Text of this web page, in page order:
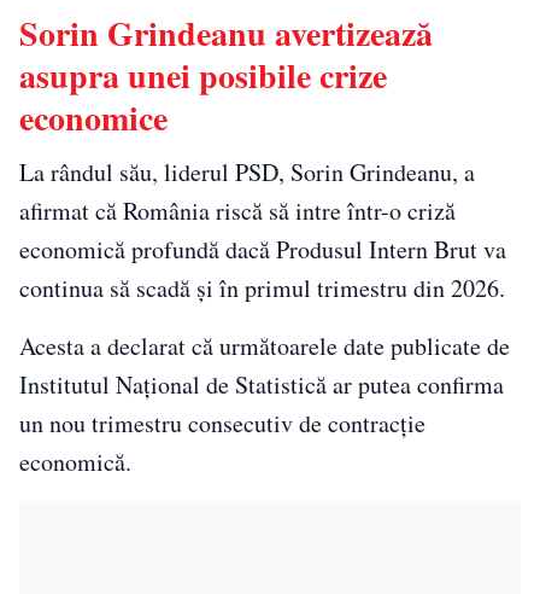
Sorin Grindeanu avertizează
asupra unei posibile crize
economice
La rândul său, liderul PSD, Sorin Grindeanu, a
afirmat că România riscă să intre într-o criză
economică profundă dacă Produsul Intern Brut va
continua să scadă și în primul trimestru din 2026.
Acesta a declarat că următoarele date publicate de
Institutul Național de Statistică ar putea confirma
un nou trimestru consecutiv de contracție
economică.